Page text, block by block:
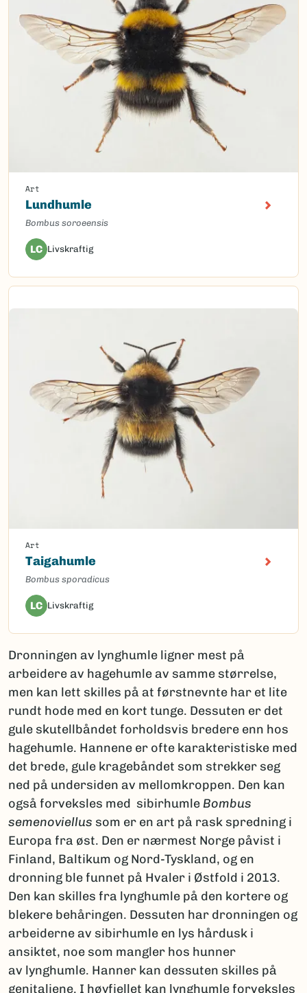
Art
Lundhumle
Bombus soroeensis
LC Livskraftig
Art
Taigahumle
Bombus sporadicus
LC Livskraftig
Dronningen av lynghumle ligner mest på
arbeidere av hagehumle av samme størrelse,
men kan lett skilles på at førstnevnte har et lite
rundt hode med en kort tunge. Dessuten er det
gule skutellbåndet forholdsvis bredere enn hos
hagehumle. Hannene er ofte karakteristiske med
det brede, gule kragebåndet som strekker seg
ned på undersiden av mellomkroppen. Den kan
også forveksles med sibirhumle Bombus
semenoviellus som er en art på rask spredning i
Europa fra øst. Den er nærmest Norge påvist i
Finland, Baltikum og Nord-Tyskland, og en
dronning ble funnet på Hvaler i Østfold i 2013.
Den kan skilles fra lynghumle på den kortere og
blekere behåringen. Dessuten har dronningen og
arbeiderne av sibirhumle en lys hårdusk i
ansiktet, noe som mangler hos hunner
av lynghumle. Hanner kan dessuten skilles på
genitaliene. I høyfjellet kan lynghumle forveksles